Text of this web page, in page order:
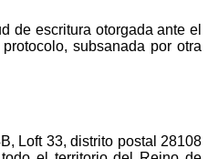
de escritura otorgada ante el
subsanada por otra
Loft 33, distrito postal 28108